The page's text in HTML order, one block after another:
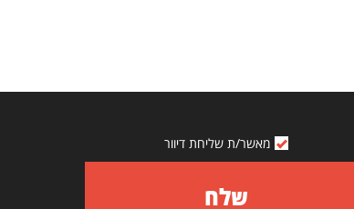
מאשר/ת שליחת דיוור
שלח